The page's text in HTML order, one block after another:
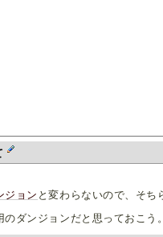
ジョン と変わらないので、そち
のダンジョンだと思っておこう